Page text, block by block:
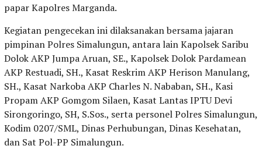
papar Kapolres Marganda.
Kegiatan pengecekan ini dilaksanakan bersama jajaran
pimpinan Polres Simalungun, antara lain Kapolsek Saribu
Dolok AKP Jumpa Aruan, SE., Kapolsek Dolok Pardamean
AKP Restuadi, SH., Kasat Reskrim AKP Herison Manulang,
SH., Kasat Narkoba AKP Charles N. Nababan, SH., Kasi
Propam AKP Gomgom Silaen, Kasat Lantas IPTU Devi
Sirongoringo, SH, S.Sos., serta personel Polres Simalungun,
Kodim 0207/SML, Dinas Perhubungan, Dinas Kesehatan,
dan Sat Pol-PP Simalungun.